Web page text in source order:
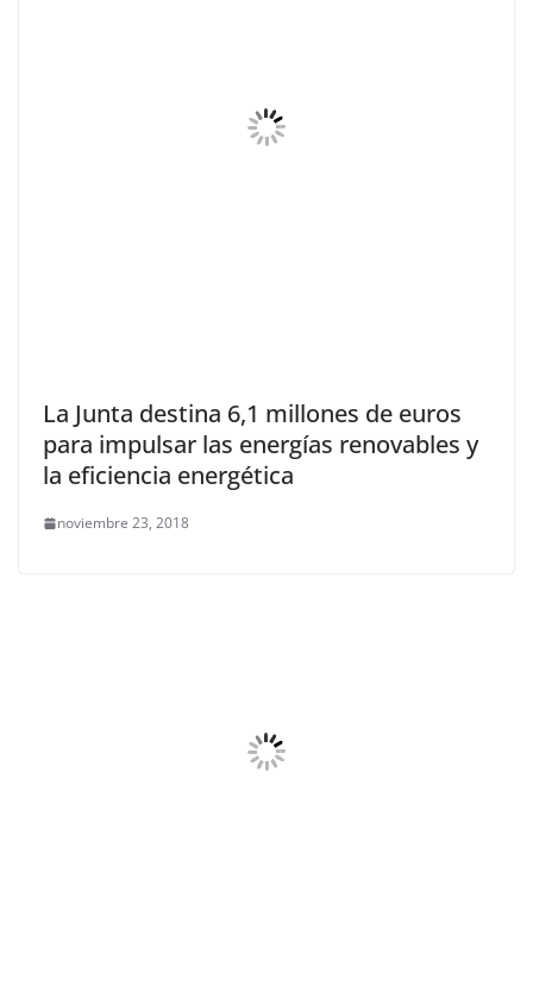
La Junta destina 6,1 millones de euros
para impulsar las energías renovables y
la eficiencia energética
noviembre 23, 2018